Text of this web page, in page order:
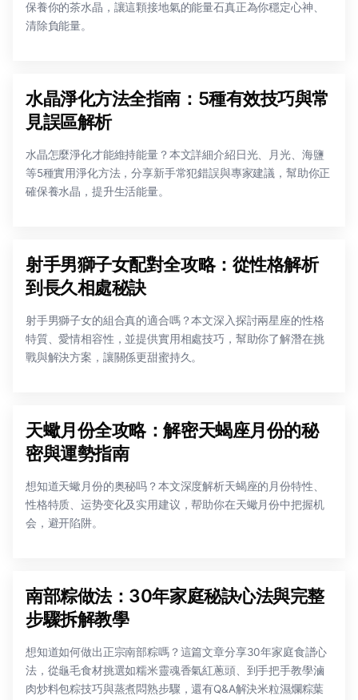
保養你的茶水晶，讓這顆接地氣的能量石真正為你穩定心神、
清除負能量。
水晶淨化方法全指南：5種有效技巧與常
見誤區解析
水晶怎麼淨化才能維持能量？本文詳細介紹日光、月光、海鹽
等5種實用淨化方法，分享新手常犯錯誤與專家建議，幫助你正
確保養水晶，提升生活能量。
射手男獅子女配對全攻略：從性格解析
到長久相處秘訣
射手男獅子女的組合真的適合嗎？本文深入探討兩星座的性格
特質、愛情相容性，並提供實用相處技巧，幫助你了解潛在挑
戰與解決方案，讓關係更甜蜜持久。
天蠍月份全攻略：解密天蝎座月份的秘
密與運勢指南
想知道天蠍月份的奥秘吗？本文深度解析天蝎座的月份特性、
性格特质、运势变化及实用建议，帮助你在天蠍月份中把握机
会，避开陷阱。
南部粽做法：30年家庭秘訣心法與完整
步驟拆解教學
想知道如何做出正宗南部粽嗎？這篇文章分享30年家庭食譜心
法，從龜毛食材挑選如糯米靈魂香氣紅蔥頭、到手把手教學滷
肉炒料包粽技巧與蒸煮悶熟步驟，還有Q&A解決米粒濕爛粽葉